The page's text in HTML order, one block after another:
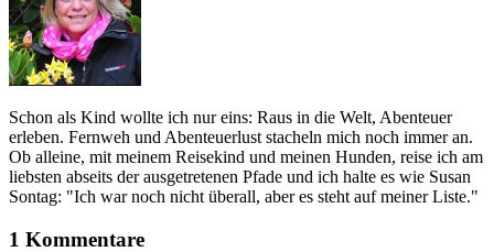
Schon als Kind wollte ich nur eins: Raus in die Welt, Abenteuer
erleben. Fernweh und Abenteuerlust stacheln mich noch immer an.
Ob alleine, mit meinem Reisekind und meinen Hunden, reise ich am
liebsten abseits der ausgetretenen Pfade und ich halte es wie Susan
Sontag: "Ich war noch nicht überall, aber es steht auf meiner Liste."
1 Kommentare